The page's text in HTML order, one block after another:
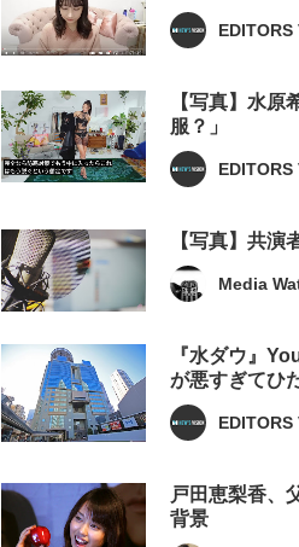
EDITORS
【写真】水
服？」
EDITORS
【写真】共
Media
『水ダウ』
が悪すぎてひ
EDITORS
戸田恵梨香、
背景